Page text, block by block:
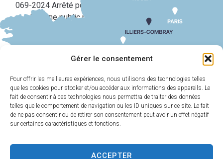
Gérer le consentement
Pour offrir les meilleures expériences, nous utilisons des technologies telles
que les cookies pour stocker et/ou accéder aux informations des appareils. Le
fait de consentir à ces technologies nous permettra de traiter des données
telles que le comportement de navigation ou les ID uniques sur ce site. Le fait
de ne pas consentir ou de retirer son consentement peut avoir un effet négatif
sur certaines caractéristiques et fonctions.
ACCEPTER
069-2024 Arrêté portant autorisation d’occupation du
domaine public pour animation musicale place de
HORAIRES
D'OUVERTURE
Du lundi au
vendredi :9h00-
17h30
MAIRIE
D'ILLIERS-
COMBRAY
11 Rue Philebert
Poulain
Combray